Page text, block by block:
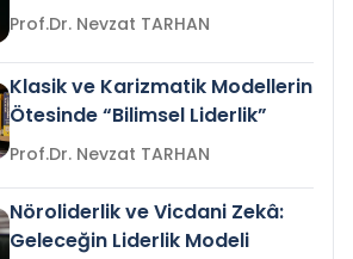
Prof.Dr. Nevzat TARHAN
Klasik ve Karizmatik Modellerin
Ötesinde “Bilimsel Liderlik”
Prof.Dr. Nevzat TARHAN
Nöroliderlik ve Vicdani Zekâ:
Geleceğin Liderlik Modeli